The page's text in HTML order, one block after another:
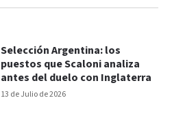
13 de Julio de 2026
Selección Argentina: los
puestos que Scaloni analiza
antes del duelo con Inglaterra